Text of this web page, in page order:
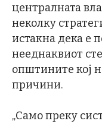
централната
неколку
истакна дека е
нееднаквиот
општините кој
причини.
„Само преку